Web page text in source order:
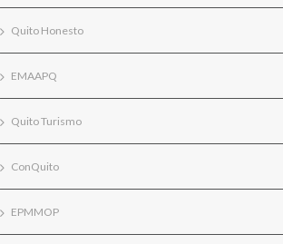
Quito Honesto
EMAAPQ
Quito Turismo
ConQuito
EPMMOP